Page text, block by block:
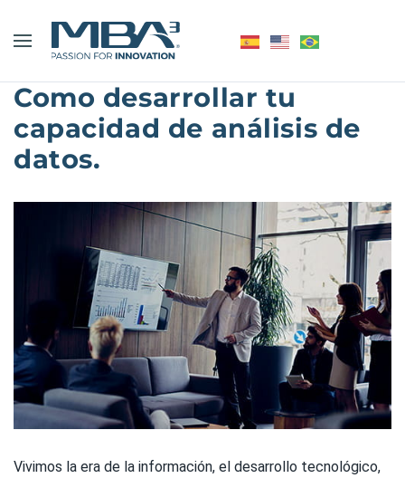
Como desarrollar tu
capacidad de análisis de
datos.
Vivimos la era de la información, el desarrollo tecnológico,